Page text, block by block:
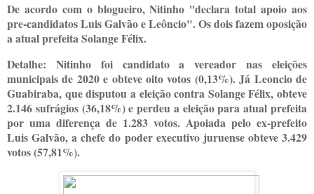
De acordo com o blogueiro, Nitinho ''declara total apoio aos
pre-candidatos Luis Galvão e Leôncio". Os dois fazem oposição
a atual prefeita Solange Félix.
Detalhe: Nitinho foi candidato a vereador nas eleições
municipais de 2020 e obteve oito votos (0,13%). Já Leoncio de
Guabiraba, que disputou a eleição contra Solange Félix, obteve
2.146 sufrágios (36,18%) e perdeu a eleição para atual prefeita
por uma diferença de 1.283 votos. Apoiada pelo ex-prefeito
Luis Galvão, a chefe do poder executivo juruense obteve 3.429
votos (57,81%).